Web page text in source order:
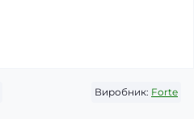
Виробник: Forte